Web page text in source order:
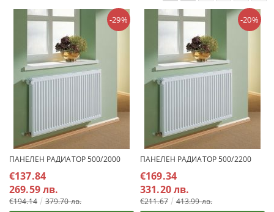
ПАНЕЛЕН РАДИАТОР 500/2000
-29%
€137.84
269.59 лв.
€194.14 379.70 лв.
ПАНЕЛЕН РАДИАТОР 500/2200
-20%
€169.34
331.20 лв.
€211.67 413.99 лв.